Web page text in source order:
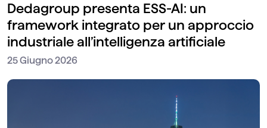
Dedagroup presenta ESS-AI: un
framework integrato per un approccio
industriale all’intelligenza artificiale
25 Giugno 2026